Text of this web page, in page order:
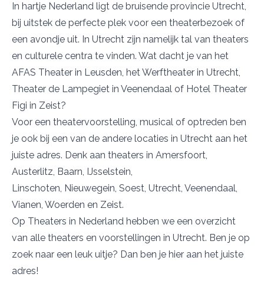
In hartje Nederland ligt de bruisende provincie Utrecht,
bij uitstek de perfecte plek voor een theaterbezoek of
een avondje uit. In Utrecht zijn namelijk tal van theaters
en culturele centra te vinden. Wat dacht je van het
AFAS Theater in Leusden, hetWerftheater in Utrecht,
Theater de Lampegiet in Veenendaal of Hotel Theater
Figi in Zeist?
Voor een theatervoorstelling, musical of optreden ben
je ook bij een van de andere locaties in Utrecht aan het
juiste adres. Denk aan theaters in Amersfoort,
Austerlitz, Baarn, IJsselstein,
Linschoten, Nieuwegein, Soest, Utrecht, Veenendaal,
Vianen, Woerden en Zeist.
Op Theaters in Nederland hebben we een overzicht
van alle theaters en voorstellingen in Utrecht. Ben je op
zoek naar een leuk uitje? Dan ben je hier aan het juiste
adres!